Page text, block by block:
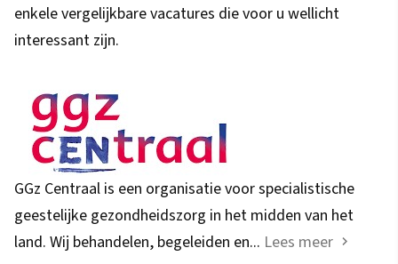
enkele vergelijkbare vacatures die voor u wellicht
interessant zijn.
GGz Centraal is een organisatie voor specialistische
geestelijke gezondheidszorg in het midden van het
land. Wij behandelen, begeleiden en... Lees meer